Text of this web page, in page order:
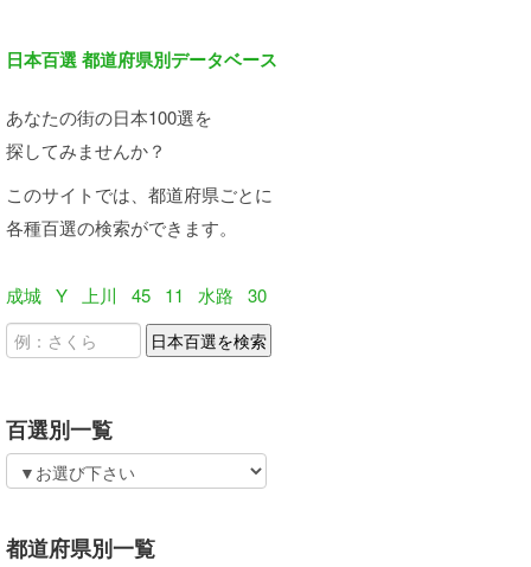
日本百選 都道府県別データベース
あなたの街の日本100選を
探してみませんか？
このサイトでは、都道府県ごとに
各種百選の検索ができます。
成城 Y 上川 45 11 水路 30
百選別一覧
都道府県別一覧